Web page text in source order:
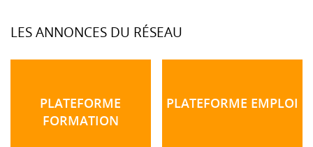
LES ANNONCES DU RÉSEAU
PLATEFORME
FORMATION
PLATEFORME EMPLOI